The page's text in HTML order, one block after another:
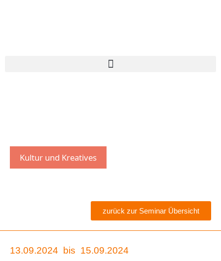
Kultur und Kreatives
zurück zur Seminar Übersicht
13.09.2024 bis 15.09.2024